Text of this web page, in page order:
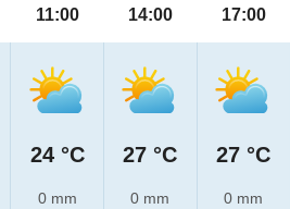
11:00
24 °C
0 mm
14:00
27 °C
0 mm
17:00
27 °C
0 mm